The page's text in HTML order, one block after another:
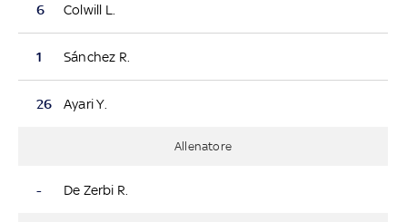
6 Colwill L.
1 Sánchez R.
26 Ayari Y.
Allenatore
- De Zerbi R.